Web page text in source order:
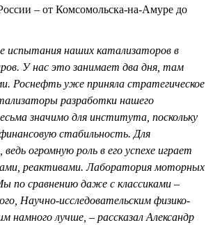
– от Комсомольска-на-Амуре до
испытания наших катализаторов в
У нас это занимает два дня, там
Роснефть уже приняла стратегическое
разработки нашего
значимо для института, поскольку
стабильность. Для
огромную роль в его успехе играет
реактивами. Лаборатория моторных
по сравнению даже с классиками –
Научно-исследовательским физико-
лучше, – рассказал Александр